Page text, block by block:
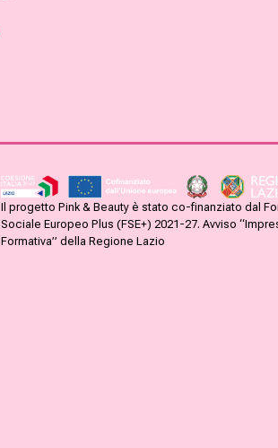
Il progetto Pink & Beauty è stato co-finanziato dal
Sociale Europeo Plus (FSE+) 2021-27. Avviso
Formativa” della Regione Lazio